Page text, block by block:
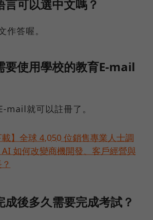
言可以選中文嗎？
作答喔。
要使用學校的教育E-mail
mail就可以註冊了。
載】全球 4,050 位銷售專業人士調
如何改變商機開發、客戶經營與
成後多久需要完成考試？